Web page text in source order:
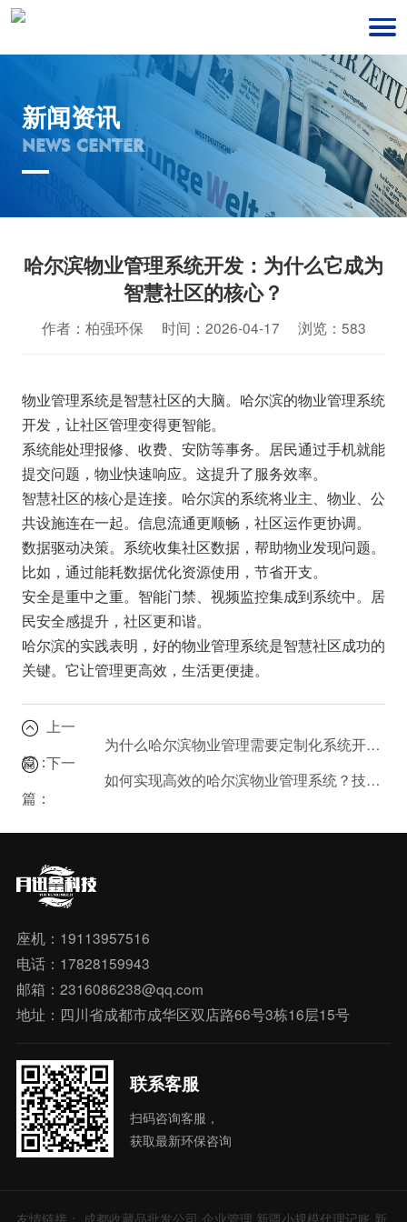
新闻资讯
NEWS CENTER
哈尔滨物业管理系统开发：为什么它成为
智慧社区的核心？
作者：柏强环保 时间：2026-04-17 浏览：583
物业管理系统是智慧社区的大脑。哈尔滨的物业管理系统
开发，让社区管理变得更智能。
系统能处理报修、收费、安防等事务。居民通过手机就能
提交问题，物业快速响应。这提升了服务效率。
智慧社区的核心是连接。哈尔滨的系统将业主、物业、公
共设施连在一起。信息流通更顺畅，社区运作更协调。
数据驱动决策。系统收集社区数据，帮助物业发现问题。
比如，通过能耗数据优化资源使用，节省开支。
安全是重中之重。智能门禁、视频监控集成到系统中。居
民安全感提升，社区更和谐。
哈尔滨的实践表明，好的物业管理系统是智慧社区成功的
关键。它让管理更高效，生活更便捷。
上一
篇：
为什么哈尔滨物业管理需要定制化系统开发？
下一
篇：
如何实现高效的哈尔滨物业管理系统？技术交流分享
座机：19113957516
电话：17828159943
邮箱：2316086238@qq.com
地址：四川省成都市成华区双店路66号3栋16层15号
联系客服
扫码咨询客服，
获取最新环保咨询